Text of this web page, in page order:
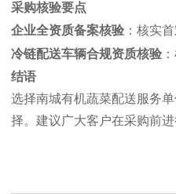
采购核验要点
企业全资质备案核验 ：核实
冷链配送车辆合规资质核验
结语
选择南城有机蔬菜配送服务
择。建议广大客户在采购前